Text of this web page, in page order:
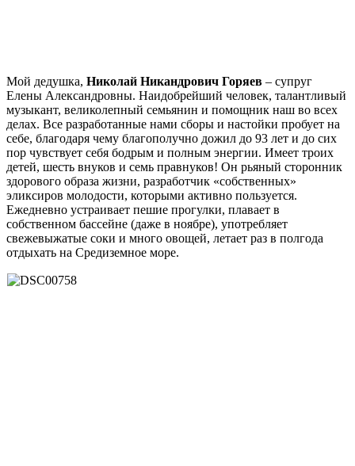
Мой дедушка, Николай Никандрович Горяев – супруг
Елены Александровны. Наидобрейший человек, талантливый
музыкант, великолепный семьянин и помощник наш во всех
делах. Все разработанные нами сборы и настойки пробует на
себе, благодаря чему благополучно дожил до 93 лет и до сих
пор чувствует себя бодрым и полным энергии. Имеет троих
детей, шесть внуков и семь правнуков! Он рьяный сторонник
здорового образа жизни, разработчик «собственных»
эликсиров молодости, которыми активно пользуется.
Ежедневно устраивает пешие прогулки, плавает в
собственном бассейне (даже в ноябре), употребляет
свежевыжатые соки и много овощей, летает раз в полгода
отдыхать на Средиземное море.